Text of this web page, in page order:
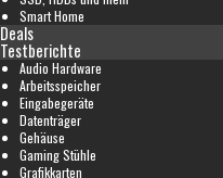
Smart Home
Deals
Testberichte
Audio Hardware
Arbeitsspeicher
Eingabegeräte
Datenträger
Gehäuse
Gaming Stühle
Grafikkarten